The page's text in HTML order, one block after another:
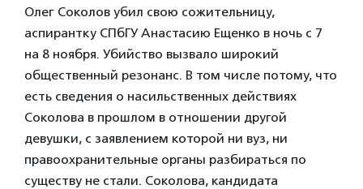
Олег Соколов убил свою сожительницу,
аспирантку СПбГУ Анастасию Ещенко в ночь с 7
на 8 ноября. Убийство вызвало широкий
общественный резонанс. В том числе потому, что
есть сведения о насильственных действиях
Соколова в прошлом в отношении другой
девушки, с заявлением которой ни вуз, ни
правоохранительные органы разбираться по
существу не стали. Соколова, кандидата